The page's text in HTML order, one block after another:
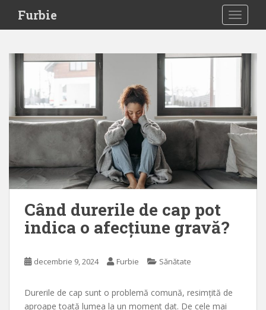
i
Furbie
Când durerile de cap pot
indica o afecțiune gravă?
decembrie 9, 2024 Furbie Sănătate
Durerile de cap sunt o problemă comună, resimțită de
aproape toată lumea la un moment dat. De cele mai